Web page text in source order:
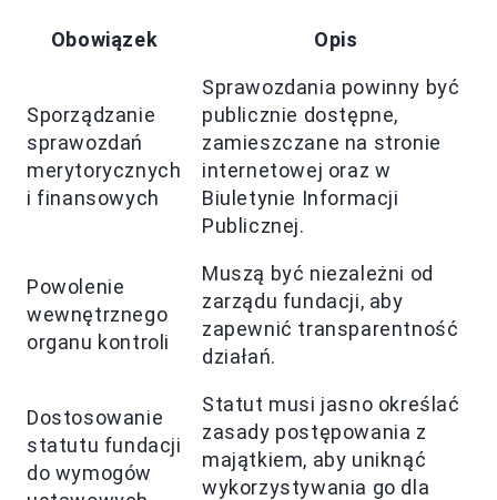
Obowiązek Opis
Sporządzanie
sprawozdań
merytorycznych
i finansowych
Sprawozdania powinny być
publicznie dostępne,
zamieszczane na stronie
internetowej oraz w
Biuletynie Informacji
Publicznej.
Powolenie
wewnętrznego
organu kontroli
Muszą być niezależni od
zarządu fundacji, aby
zapewnić transparentność
działań.
Dostosowanie
statutu fundacji
do wymogów
Statut musi jasno określać
zasady postępowania z
majątkiem, aby uniknąć
wykorzystywania go dla